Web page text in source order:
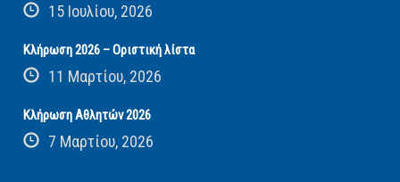
15 Ιουλίου, 2026
Κλήρωση 2026 – Οριστική λίστα
11 Μαρτίου, 2026
Κλήρωση Αθλητών 2026
7 Μαρτίου, 2026